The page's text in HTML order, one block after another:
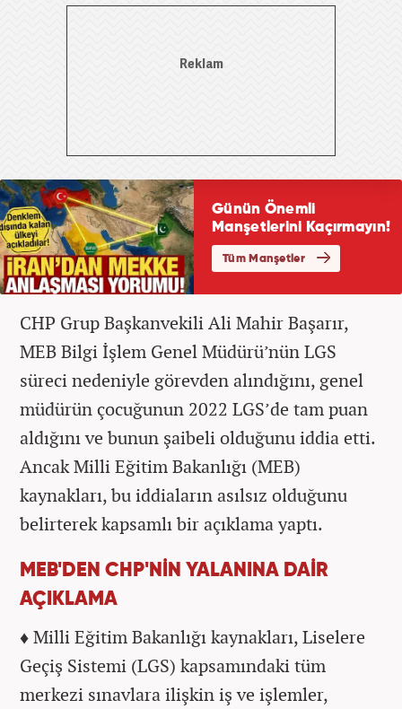
CHP Grup Başkanvekili Ali Mahir Başarır,
MEB Bilgi İşlem Genel Müdürü’nün LGS
süreci nedeniyle görevden alındığını, genel
müdürün çocuğunun 2022 LGS’de tam puan
aldığını ve bunun şaibeli olduğunu iddia etti.
Ancak Milli Eğitim Bakanlığı (MEB)
kaynakları, bu iddiaların asılsız olduğunu
belirterek kapsamlı bir açıklama yaptı.
MEB'DEN CHP'NİN YALANINA DAİR
AÇIKLAMA
♦ Milli Eğitim Bakanlığı kaynakları, Liselere
Geçiş Sistemi (LGS) kapsamındaki tüm
merkezi sınavlara ilişkin iş ve işlemler,